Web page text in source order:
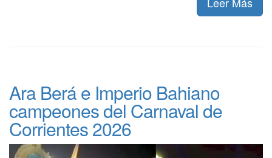
Ara Berá e Imperio Bahiano
campeones del Carnaval de
Corrientes 2026